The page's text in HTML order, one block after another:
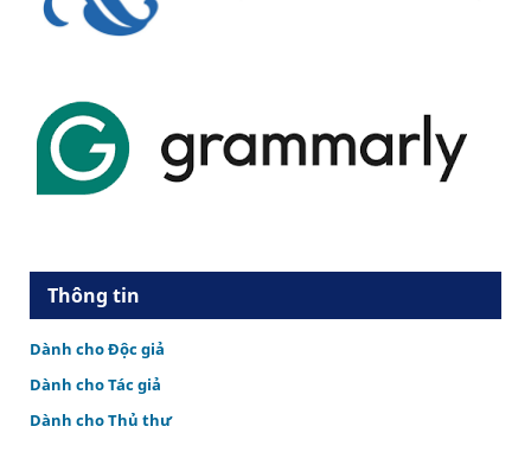
Thông tin
Dành cho Độc giả
Dành cho Tác giả
Dành cho Thủ thư